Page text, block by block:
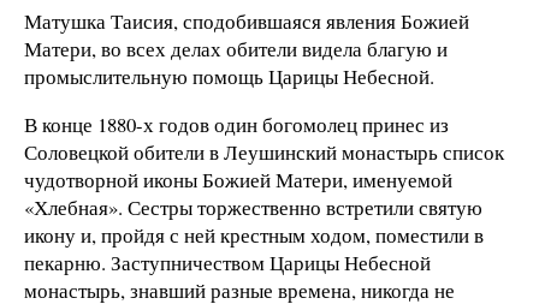
Матушка Таисия, сподобившаяся явления Божией
Матери, во всех делах обители видела благую и
промыслительную помощь Царицы Небесной.
В конце 1880-х годов один богомолец принес из
Соловецкой обители в Леушинский монастырь список
чудотворной иконы Божией Матери, именуемой
«Хлебная». Сестры торжественно встретили святую
икону и, пройдя с ней крестным ходом, поместили в
пекарню. Заступничеством Царицы Небесной
монастырь, знавший разные времена, никогда не